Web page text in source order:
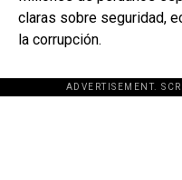
claras sobre seguridad,
la corrupción.
ADVERTISEMENT.